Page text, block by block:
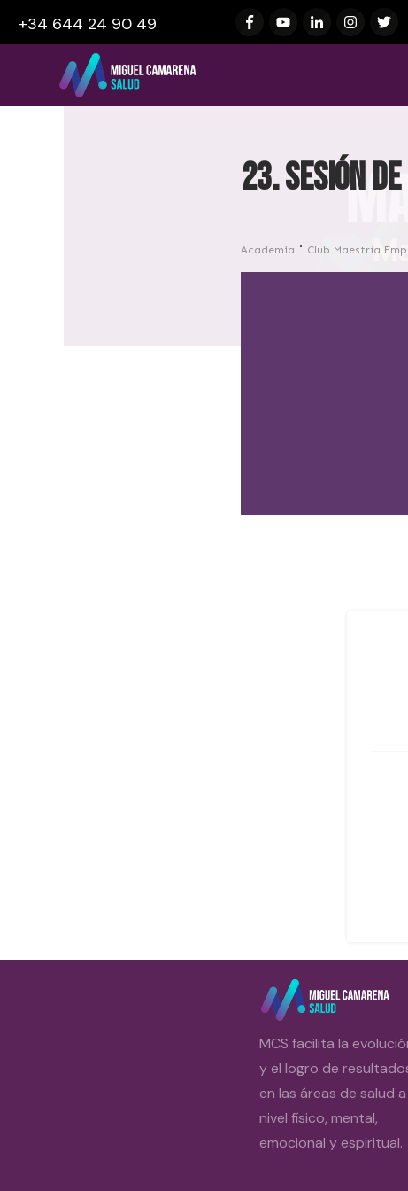
+34 644 24 90 49
23. Sesión
Academia Club Maestría
MCS facilita la
y el logro de
en las áreas de salud a
nivel físico, mental,
emocional y espiritual.